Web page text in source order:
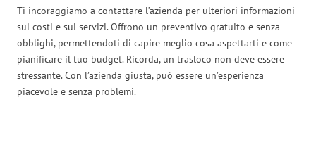
Ti incoraggiamo a contattare l’azienda per ulteriori informazioni
sui costi e sui servizi. Offrono un preventivo gratuito e senza
obblighi, permettendoti di capire meglio cosa aspettarti e come
pianificare il tuo budget. Ricorda, un trasloco non deve essere
stressante. Con l’azienda giusta, può essere un’esperienza
piacevole e senza problemi.